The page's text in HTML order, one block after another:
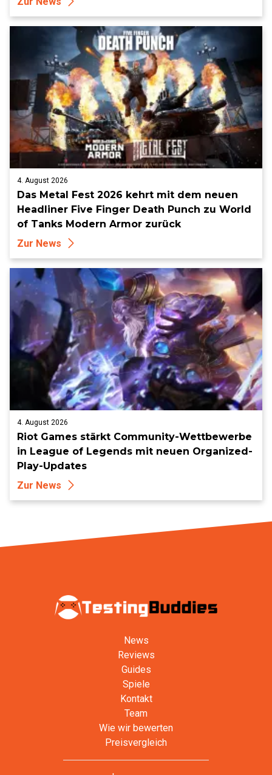
4. August 2026
Das Metal Fest 2026 kehrt mit dem neuen
Headliner Five Finger Death Punch zu World
of Tanks Modern Armor zurück
Zur News
4. August 2026
Riot Games stärkt Community-Wettbewerbe
in League of Legends mit neuen Organized-
Play-Updates
Zur News
News
Reviews
Guides
Spiele
Kontakt
Team
Wie wir bewerten
Preisvergleich